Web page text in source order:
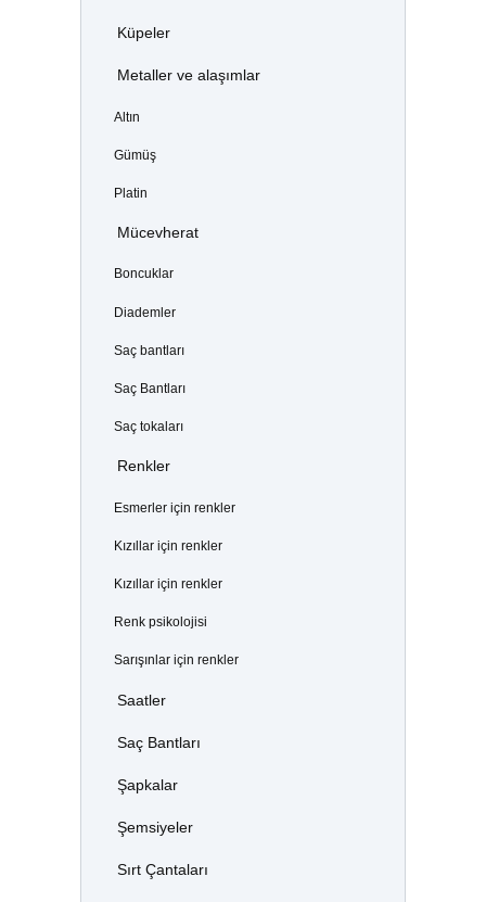
Küpeler
Metaller ve alaşımlar
Altın
Gümüş
Platin
Mücevherat
Boncuklar
Diademler
Saç bantları
Saç Bantları
Saç tokaları
Renkler
Esmerler için renkler
Kızıllar için renkler
Kızıllar için renkler
Renk psikolojisi
Sarışınlar için renkler
Saatler
Saç Bantları
Şapkalar
Şemsiyeler
Sırt Çantaları